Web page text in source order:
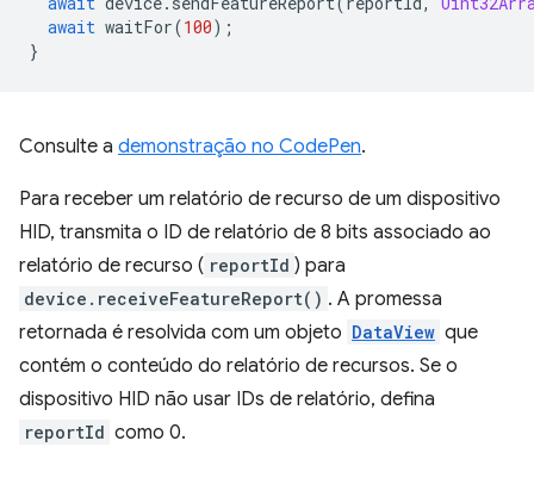
await waitFor(100);
}
Consulte a demonstração no CodePen.
Para receber um relatório de recurso de um dispositivo
HID, transmita o ID de relatório de 8 bits associado ao
relatório de recurso ( reportId ) para
device.receiveFeatureReport() . A promessa
retornada é resolvida com um objeto DataView que
contém o conteúdo do relatório de recursos. Se o
dispositivo HID não usar IDs de relatório, defina
reportId como 0.